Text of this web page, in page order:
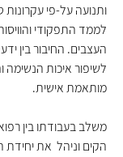
ותנועה על-פי עקרונות
לממד התפקודי
העצבים. החיבור בין
לשיפור איכות
מותאמת אישית.
משלב בעבודתו בין
הקים וניהל את יחידת